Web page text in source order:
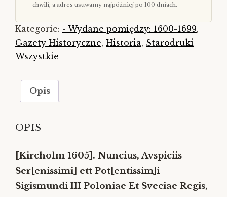
chwili, a adres usuwamy najpóźniej po 100 dniach.
Kategorie: - Wydane pomiędzy: 1600-1699,
Gazety Historyczne, Historia, Starodruki
Wszystkie
Opis
OPIS
[Kircholm 1605]. Nuncius, Avspiciis
Ser[enissimi] ett Pot[entissim]i
Sigismundi III Poloniae Et Sveciae Regis,